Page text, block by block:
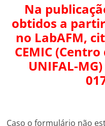
Na
obtidos a
no LabAFM,
CEMIC
UNIFAL-
Caso o formulário não